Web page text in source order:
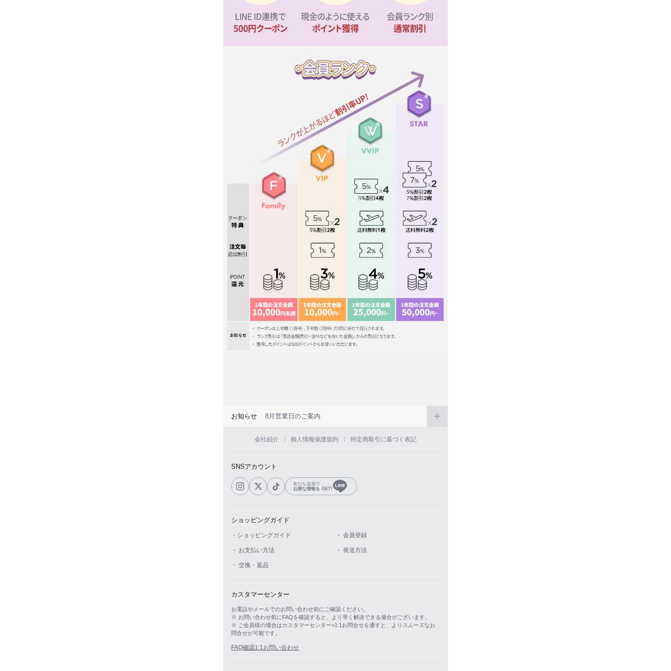
お知らせ 8月営業日のご案内
会社紹介 個人情報保護規約 特定商取引に基づく表記
SNSアカウント
友だち追加で
お得な情報を GET!
ショッピングガイド
・ショッピングガイド ・ 会員登録
・ お支払い方法 ・ 発送方法
・ 交換・返品
カスタマーセンター
お電話やメールでのお問い合わせ前にご確認ください。
※ お問い合わせ前にFAQを確認すると、より早く解決できる場合がございます。
※ ご会員様の場合はカスタマーセンター>1:1お問合せを通すと、よりスムーズなお
問合せが可能です。
FAQ確認1:1お問い合わせ